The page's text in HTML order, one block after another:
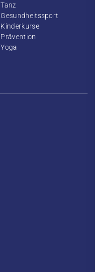
​​Tanz
​Gesundheitssport
​Kinderkurse
Prävention
Yoga